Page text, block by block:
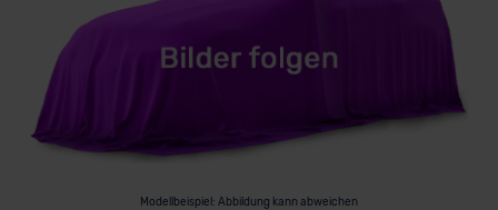
Modellbeispiel: Abbildung kann abweichen